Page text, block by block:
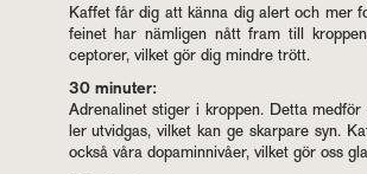
Kaf­fet får dig att känna dig alert och mer
fe­i­net har näm­li­gen nått fram till
cep­to­rer, vil­ket gör dig mind­re trött.
30 mi­nu­ter:
Ad­re­na­li­net sti­ger i krop­pen. Detta
ler ut­vid­gas, vil­ket kan ge skar­pa­re syn.
också våra do­pa­min­ni­vå­er, vil­ket gör oss